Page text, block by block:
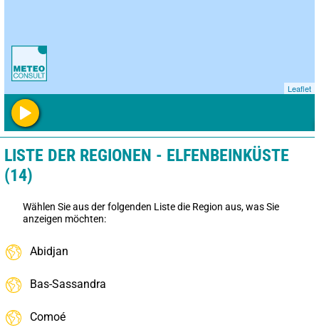
Leaflet
LISTE DER REGIONEN - ELFENBEINKÜSTE
(14)
Wählen Sie aus der folgenden Liste die Region aus, was Sie
anzeigen möchten:
Abidjan
Bas-Sassandra
Comoé